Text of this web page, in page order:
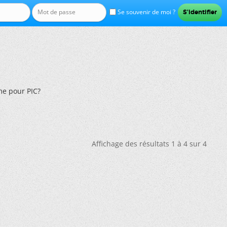
Se souvenir de moi ?
pour PIC?
Affichage des résultats 1 à 4 sur 4